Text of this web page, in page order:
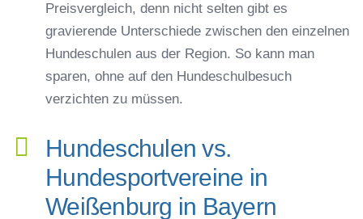
Preisvergleich, denn nicht selten gibt es
gravierende Unterschiede zwischen den einzelnen
Hundeschulen aus der Region. So kann man
sparen, ohne auf den Hundeschulbesuch
verzichten zu müssen.
Hundeschulen vs.
Hundesportvereine in
Weißenburg in Bayern